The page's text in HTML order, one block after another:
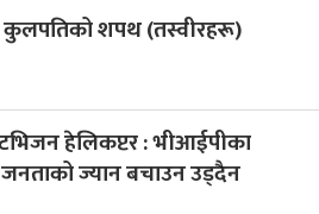
कुलपतिको शपथ (तस्वीरहरू)
हेलिकप्टर : भीआईपीका
ज्यान बचाउन उड्दैन